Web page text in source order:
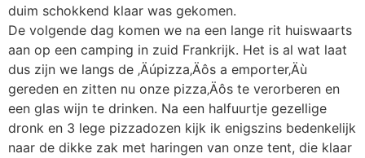
duim schokkend klaar was gekomen.
De volgende dag komen we na een lange rit huiswaarts
aan op een camping in zuid Frankrijk. Het is al wat laat
dus zijn we langs de ‚Äúpizza‚Äôs a emporter‚Äù
gereden en zitten nu onze pizza‚Äôs te verorberen en
een glas wijn te drinken. Na een halfuurtje gezellige
dronk en 3 lege pizzadozen kijk ik enigszins bedenkelijk
naar de dikke zak met haringen van onze tent, die klaar